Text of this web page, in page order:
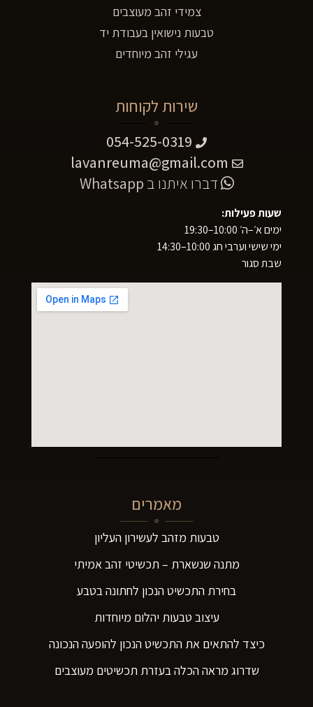
צמידי זהב מעוצבים
טבעות נישואין בעבודת יד
עגילי זהב מיוחדים
מאמרים
טבעות מזהב לעשירון העליון
מתנה שנשארת – תכשיטי זהב אמיתי
בחירת התכשיט הנכון לחתונה בטבע
עיצוב טבעות יהלום מיוחדות
כיצד להתאים את התכשיט הנכון להופעה הנכונה
שדרוג מראה הכלה בעזרת תכשיטים מעוצבים
שירות לקוחות
054-525-0319
lavanreuma@gmail.com
דברו איתנו ב Whatsapp
שעות פעילות:
ימים א׳–ה׳ 10:00–19:30
ימי שישי וערבי חג 10:00–14:30
שבת סגור